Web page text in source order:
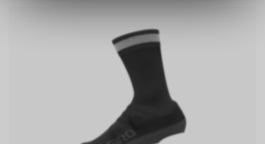
Daten keinerlei Rückschlüsse
auf Ihre persönlichen
Informationen zulassen.